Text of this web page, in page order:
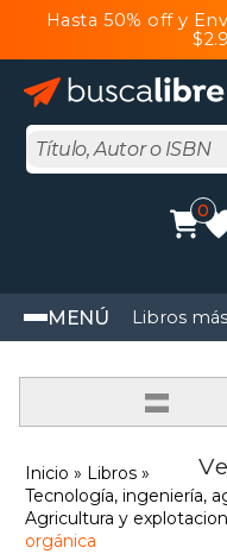
Hasta 50% off y
0
MENÚ Libros
=
Inicio
Libros
Tecnología, ingeniería,
Agricultura y
orgánica